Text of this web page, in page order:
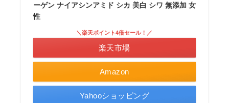
ーゲン ナイアシンアミド シカ 美白 シワ 無添加 女
性
Amazon
＼楽天ポイント4倍セール！／
楽天市場
Yahooショッピング